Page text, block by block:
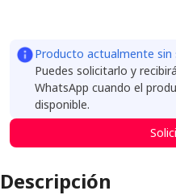
Producto actualmente sin
Puedes solicitarlo y
WhatsApp cuando el
disponible.
Descripción